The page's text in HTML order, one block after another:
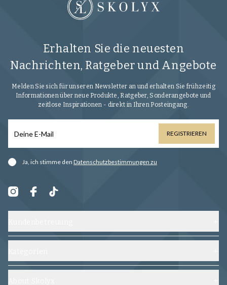
Erhalten Sie die neuesten
Nachrichten, Ratgeber und Angebote
Melden Sie sich für unseren Newsletter an und erhalten Sie frühzeitig
Informationen über neue Produkte, Ratgeber, Sonderangebote und
zeitlose Inspirationen - direkt in Ihren Posteingang.
REGISTRIEREN
Ja, ich stimme den Datenschutzbestimmungen zu
Kontaktieren Sie uns
Häufig gestellte Fragen
Schuhe